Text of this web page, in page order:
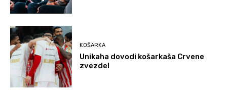
KOŠARKA
Unikaha dovodi košarkaša Crvene
zvezde!